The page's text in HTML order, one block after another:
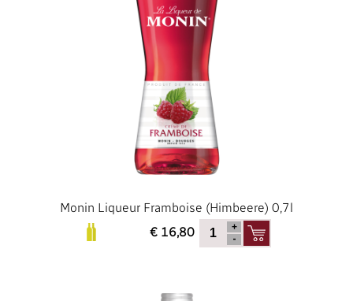
Monin Liqueur Framboise (Himbeere) 0,7l
€ 16,80